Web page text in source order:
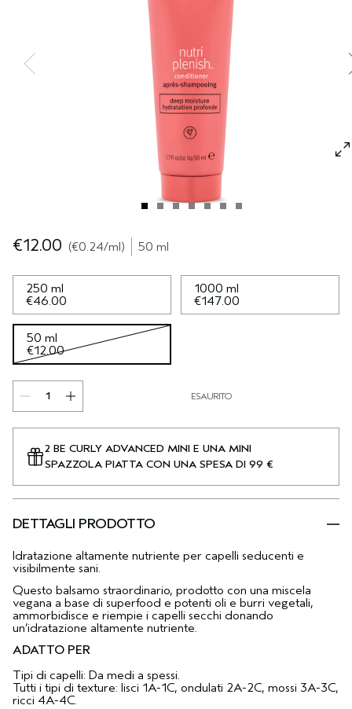
CUOIO CAPELLUTO SENSIBILE
TUTTE LE COLLEZIONI
€12.00 €0.24/ml 50 ml
250 ml
€46.00
1000 ml
€147.00
50 ml
€12.00
ESAURITO
2 BE CURLY ADVANCED MINI E UNA MINI
SPAZZOLA PIATTA CON UNA SPESA DI 99 €
DETTAGLI PRODOTTO
Idratazione altamente nutriente per capelli seducenti e
visibilmente sani.
Questo balsamo straordinario, prodotto con una miscela
vegana a base di superfood e potenti oli e burri vegetali,
ammorbidisce e riempie i capelli secchi donando
un’idratazione altamente nutriente.
ADATTO PER
Tipi di capelli: Da medi a spessi.
Tutti i tipi di texture: lisci 1A-1C, ondulati 2A-2C, mossi 3A-3C,
ricci 4A-4C.